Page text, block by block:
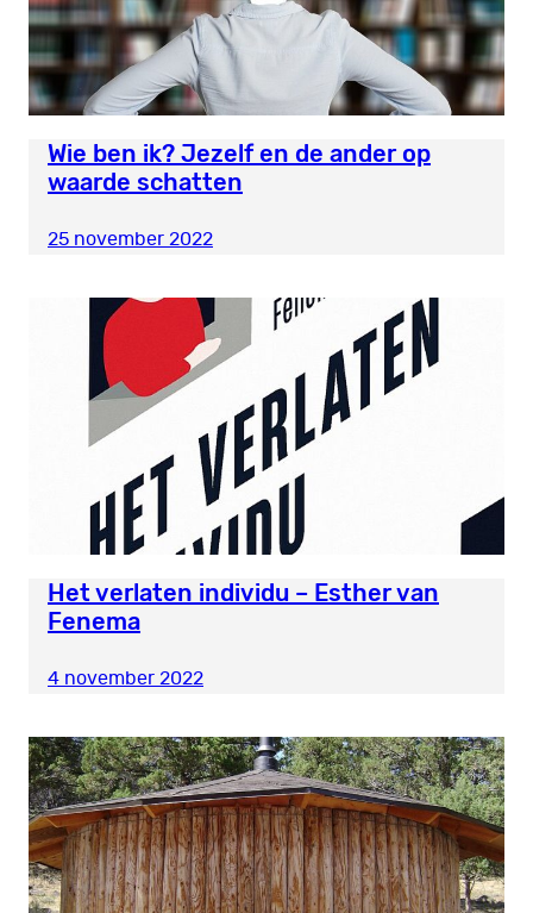
Wie ben ik? Jezelf en de ander op
waarde schatten
25 november 2022
Het verlaten individu – Esther van
Fenema
4 november 2022